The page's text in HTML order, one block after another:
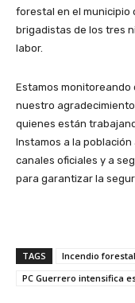
forestal en el municipio
brigadistas de los tres
labor.
Estamos monitoreando
nuestro
quienes están
Instamos a la
canales oficiales y a
para garantizar la
TAGS
Incendio
PC Guerrero intensifica